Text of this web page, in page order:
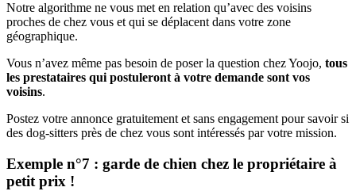
Notre algorithme ne vous met en relation qu’avec des voisins
proches de chez vous et qui se déplacent dans votre zone
géographique.
Vous n’avez même pas besoin de poser la question chez Yoojo, tous
les prestataires qui postuleront à votre demande sont vos
voisins.
Postez votre annonce gratuitement et sans engagement pour savoir si
des dog-sitters près de chez vous sont intéressés par votre mission.
Exemple n°7 : garde de chien chez le propriétaire à
petit prix !